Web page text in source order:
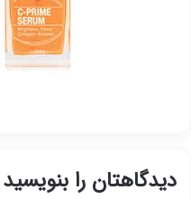
دیدگاهتان را بنویسید